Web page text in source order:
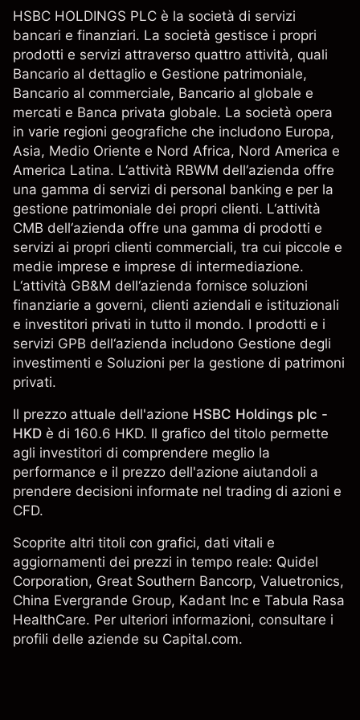
HSBC HOLDINGS PLC è la società di servizi
bancari e finanziari. La società gestisce i propri
prodotti e servizi attraverso quattro attività, quali
Bancario al dettaglio e Gestione patrimoniale,
Bancario al commerciale, Bancario al globale e
mercati e Banca privata globale. La società opera
in varie regioni geografiche che includono Europa,
Asia, Medio Oriente e Nord Africa, Nord America e
America Latina. L‘attività RBWM dell‘azienda offre
una gamma di servizi di personal banking e per la
gestione patrimoniale dei propri clienti. L‘attività
CMB dell‘azienda offre una gamma di prodotti e
servizi ai propri clienti commerciali, tra cui piccole e
medie imprese e imprese di intermediazione.
L‘attività GB&M dell‘azienda fornisce soluzioni
finanziarie a governi, clienti aziendali e istituzionali
e investitori privati in tutto il mondo. I prodotti e i
servizi GPB dell‘azienda includono Gestione degli
investimenti e Soluzioni per la gestione di patrimoni
privati.
Il prezzo attuale dell'azione HSBC Holdings plc -
HKD è di 160.6 HKD. Il grafico del titolo permette
agli investitori di comprendere meglio la
performance e il prezzo dell'azione aiutandoli a
prendere decisioni informate nel trading di azioni e
CFD.
Scoprite altri titoli con grafici, dati vitali e
aggiornamenti dei prezzi in tempo reale: Quidel
Corporation, Great Southern Bancorp, Valuetronics,
China Evergrande Group, Kadant Inc e Tabula Rasa
HealthCare. Per ulteriori informazioni, consultare i
profili delle aziende su Capital.com.